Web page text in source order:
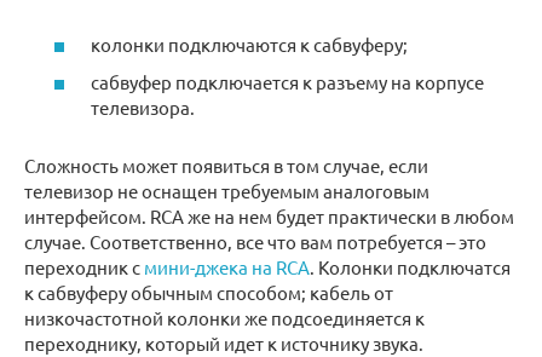
колонки подключаются к сабвуферу;
сабвуфер подключается к разъему на корпусе
телевизора.
Сложность может появиться в том случае, если
телевизор не оснащен требуемым аналоговым
интерфейсом. RCA же на нем будет практически в любом
случае. Соответственно, все что вам потребуется – это
переходник с мини-джека на RCA. Колонки подключатся
к сабвуферу обычным способом; кабель от
низкочастотной колонки же подсоединяется к
переходнику, который идет к источнику звука.